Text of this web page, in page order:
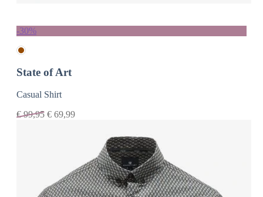
-30%
State of Art
Casual Shirt
€99,95 € 69,99